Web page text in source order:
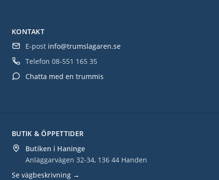
BUTIK & ÖPPETTIDER
Butiken i Haninge
Anläggarvägen 32-34, 136 44 Handen
Se vägbeskrivning →
KONTAKT
E-post info@trumslagaren.se
Telefon 08-551 165 35
Chatta med en trummis